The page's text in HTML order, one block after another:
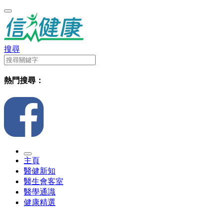
搜尋
熱門搜尋：
主頁
醫健新知
醫生會客室
醫學通識
健康精選